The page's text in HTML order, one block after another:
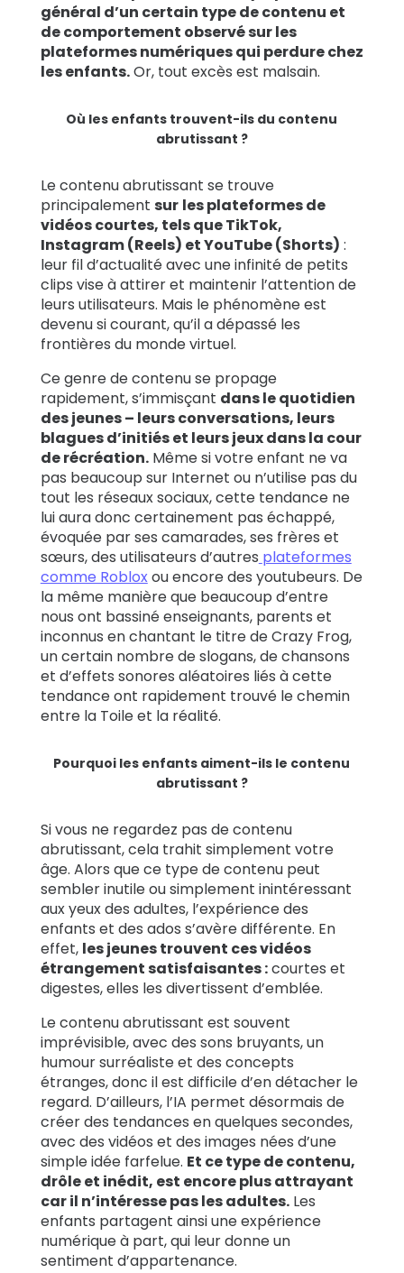
général d’un certain type de contenu et
de comportement observé sur les
plateformes numériques qui perdure chez
les enfants.Or, tout excès est malsain.
Où les enfants trouvent-ils du contenu
abrutissant ?
Le contenu abrutissant se trouve
principalement sur les plateformes de
vidéos courtes, tels que TikTok,
Instagram (Reels) et YouTube (Shorts) :
leur fil d’actualité avec une infinité de petits
clips vise à attirer et maintenir l’attention de
leurs utilisateurs. Mais le phénomène est
devenu si courant, qu’il a dépassé les
frontières du monde virtuel.
Ce genre de contenu se propage
rapidement, s’immisçant dans le quotidien
des jeunes – leurs conversations, leurs
blagues d’initiés et leurs jeux dans la cour
de récréation.Même si votre enfant ne va
pas beaucoup sur Internet ou n’utilise pas du
tout les réseaux sociaux, cette tendance ne
lui aura donc certainement pas échappé,
évoquée par ses camarades, ses frères et
sœurs, des utilisateurs d’autres plateformes
comme Robloxou encore des youtubeurs. De
la même manière que beaucoup d’entre
nous ont bassiné enseignants, parents et
inconnus en chantant le titre de Crazy Frog,
un certain nombre de slogans, de chansons
et d’effets sonores aléatoires liés à cette
tendance ont rapidement trouvé le chemin
entre la Toile et la réalité.
Pourquoi les enfants aiment-ils le contenu
abrutissant ?
Si vous ne regardez pas de contenu
abrutissant, cela trahit simplement votre
âge. Alors que ce type de contenu peut
sembler inutile ou simplement inintéressant
aux yeux des adultes, l’expérience des
enfants et des ados s’avère différente. En
effet, les jeunes trouvent ces vidéos
étrangement satisfaisantes :courtes et
digestes, elles les divertissent d’emblée.
Le contenu abrutissant est souvent
imprévisible, avec des sons bruyants, un
humour surréaliste et des concepts
étranges, donc il est difficile d’en détacher le
regard. D’ailleurs, l’IA permet désormais de
créer des tendances en quelques secondes,
avec des vidéos et des images nées d’une
simple idée farfelue. Et ce type de contenu,
drôle et inédit, est encore plus attrayant
car il n’intéresse pas les adultes.Les
enfants partagent ainsi une expérience
numérique à part, qui leur donne un
sentiment d’appartenance.